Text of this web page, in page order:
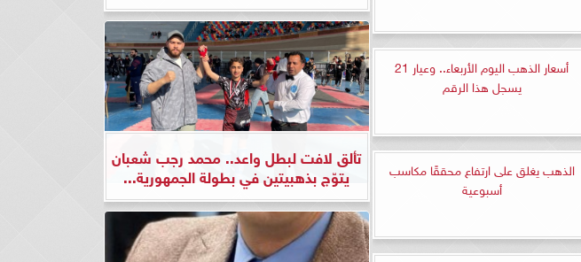
أسعار الذهب اليوم الأربعاء.. وعيار 21
يسجل هذا الرقم
الذهب يغلق على ارتفاع محققًا مكاسب
أسبوعية
تألق لافت لبطل واعد.. محمد رجب شعبان
يتوّج بذهبيتين في بطولة الجمهورية...